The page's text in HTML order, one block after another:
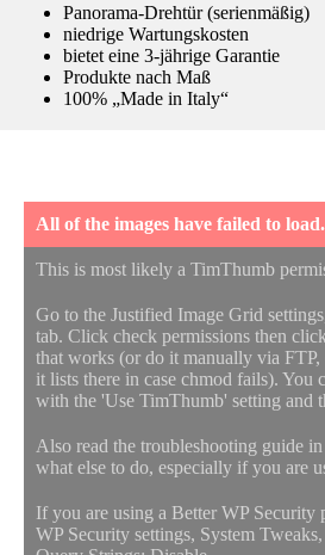
Panorama-Drehtür (serienmäßig)
niedrige Wartungskosten
bietet eine 3-jährige Garantie
Produkte nach Maß
100% „Made in Italy“
All of the images have failed to load.
This is most likely a TimThumb
Go to the Justified Image Grid
tab. Click check permissions then
that works (or do it manually via
it lists there in case chmod fails). You
with the 'Use TimThumb' setting and
Also read the troubleshooting guide
what else to do, especially if you are
If you are using a Better WP Security
WP Security settings, System